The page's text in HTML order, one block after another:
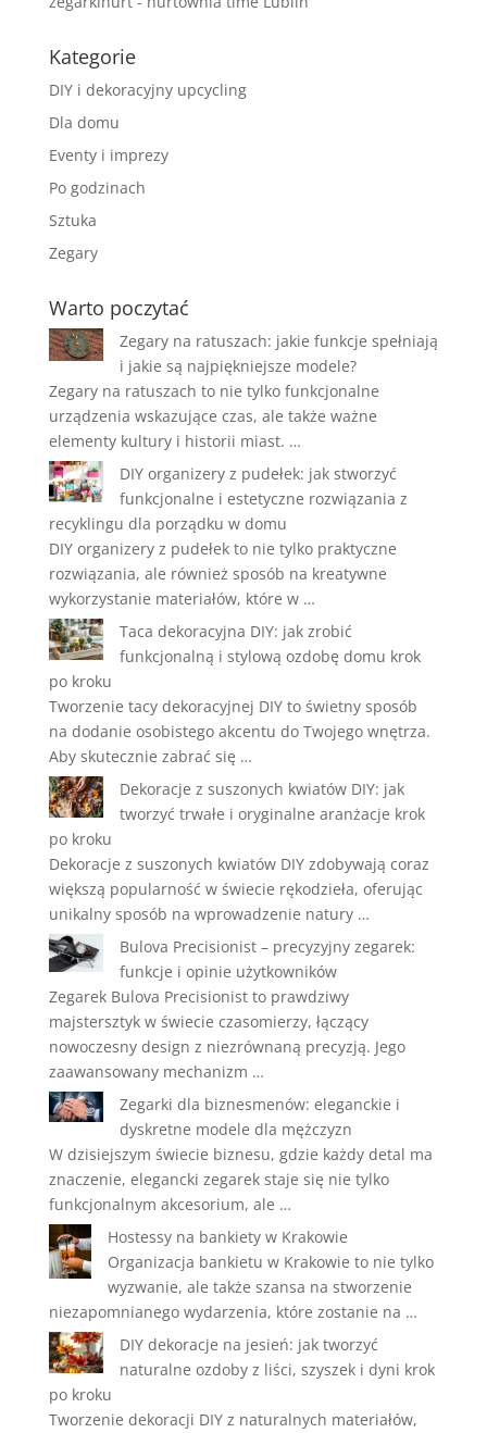
Kategorie
DIY i dekoracyjny upcycling
Dla domu
Eventy i imprezy
Po godzinach
Sztuka
Zegary
Warto poczytać
Zegary na ratuszach: jakie funkcje spełniają
i jakie są najpiękniejsze modele?
Zegary na ratuszach to nie tylko funkcjonalne
urządzenia wskazujące czas, ale także ważne
elementy kultury i historii miast. …
DIY organizery z pudełek: jak stworzyć
funkcjonalne i estetyczne rozwiązania z
recyklingu dla porządku w domu
DIY organizery z pudełek to nie tylko praktyczne
rozwiązania, ale również sposób na kreatywne
wykorzystanie materiałów, które w …
Taca dekoracyjna DIY: jak zrobić
funkcjonalną i stylową ozdobę domu krok
po kroku
Tworzenie tacy dekoracyjnej DIY to świetny sposób
na dodanie osobistego akcentu do Twojego wnętrza.
Aby skutecznie zabrać się …
Dekoracje z suszonych kwiatów DIY: jak
tworzyć trwałe i oryginalne aranżacje krok
po kroku
Dekoracje z suszonych kwiatów DIY zdobywają coraz
większą popularność w świecie rękodzieła, oferując
unikalny sposób na wprowadzenie natury …
Bulova Precisionist – precyzyjny zegarek:
funkcje i opinie użytkowników
Zegarek Bulova Precisionist to prawdziwy
majstersztyk w świecie czasomierzy, łączący
nowoczesny design z niezrównaną precyzją. Jego
zaawansowany mechanizm …
Zegarki dla biznesmenów: eleganckie i
dyskretne modele dla mężczyzn
W dzisiejszym świecie biznesu, gdzie każdy detal ma
znaczenie, elegancki zegarek staje się nie tylko
funkcjonalnym akcesorium, ale …
Hostessy na bankiety w Krakowie
Organizacja bankietu w Krakowie to nie tylko
wyzwanie, ale także szansa na stworzenie
niezapomnianego wydarzenia, które zostanie na …
DIY dekoracje na jesień: jak tworzyć
naturalne ozdoby z liści, szyszek i dyni krok
po kroku
Tworzenie dekoracji DIY z naturalnych materiałów,